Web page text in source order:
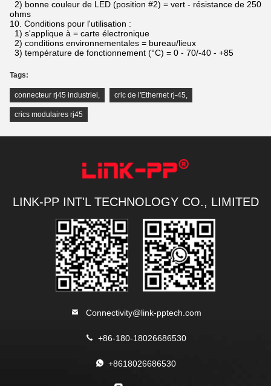
2) bonne couleur de LED (position #2) = vert - résistance de 250
ohms
10. Conditions pour l'utilisation :
1) s'applique à = carte électronique
2) conditions environnementales = bureau/lieux
3) température de fonctionnement (°C) = 0 - 70/-40 - +85
Tags:
connecteur rj45 industriel , cric de l'Ethernet rj-45,
crics modulaires rj45
LINK-PP INT'L TECHNOLOGY CO., LIMITED
Connectivity@link-pptech.com
+86-180-18026686530
+8618026686530